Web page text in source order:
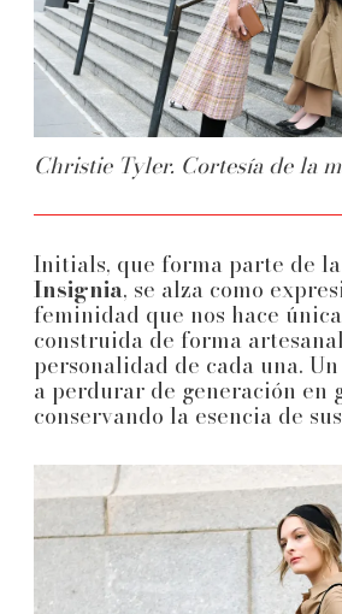
Christie Tyler. Cortesía de la
Initials, que forma parte de
Insignia, se alza como
feminidad que nos hace
construida de forma
personalidad de cada una.
a perdurar de generación en
conservando la esencia de